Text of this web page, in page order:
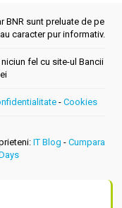
BNR sunt preluate de pe
caracter pur informativ.
fel cu site-ul Bancii
- Cookies
IT Blog - Cumpara